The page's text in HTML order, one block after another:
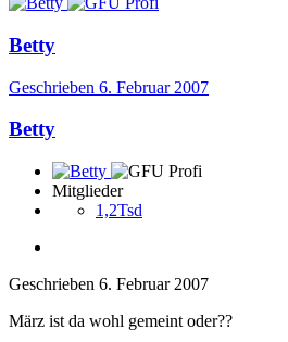
Betty
Geschrieben 6. Februar 2007
Betty
Mitglieder
1,2Tsd
Geschrieben 6. Februar 2007
März ist da wohl gemeint oder??